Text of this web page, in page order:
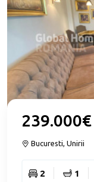
239.000€
Bucuresti, Unirii
2 1